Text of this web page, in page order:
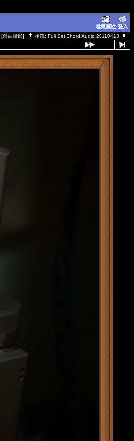
檔案屬性 登入
[自由攝影] 相簿: Full Set Chord Audio 20110413